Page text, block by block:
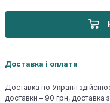
Доставка і оплата
Доставка по Україні
доставки – 90 грн, доставка